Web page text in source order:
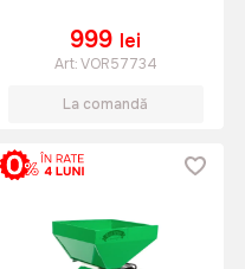
999 lei
Art:VOR57734
La comandă